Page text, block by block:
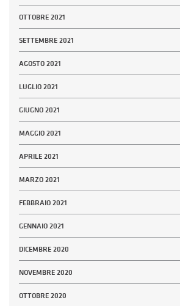
OTTOBRE 2021
SETTEMBRE 2021
AGOSTO 2021
LUGLIO 2021
GIUGNO 2021
MAGGIO 2021
APRILE 2021
MARZO 2021
FEBBRAIO 2021
GENNAIO 2021
DICEMBRE 2020
NOVEMBRE 2020
OTTOBRE 2020